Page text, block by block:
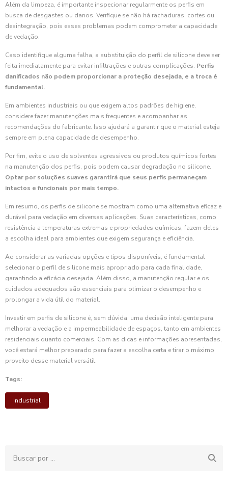
Além da limpeza, é importante inspecionar regularmente os perfis em
busca de desgastes ou danos. Verifique se não há rachaduras, cortes ou
desintegração, pois esses problemas podem comprometer a capacidade
de vedação.
Caso identifique alguma falha, a substituição do perfil de silicone deve ser
feita imediatamente para evitar infiltrações e outras complicações. Perfis
danificados não podem proporcionar a proteção desejada, e a troca é
fundamental.
Em ambientes industriais ou que exigem altos padrões de higiene,
considere fazer manutenções mais frequentes e acompanhar as
recomendações do fabricante. Isso ajudará a garantir que o material esteja
sempre em plena capacidade de desempenho.
Por fim, evite o uso de solventes agressivos ou produtos químicos fortes
na manutenção dos perfis, pois podem causar degradação no silicone.
Optar por soluções suaves garantirá que seus perfis permaneçam
intactos e funcionais por mais tempo.
Em resumo, os perfis de silicone se mostram como uma alternativa eficaz e
durável para vedação em diversas aplicações. Suas características, como
resistência a temperaturas extremas e propriedades químicas, fazem deles
a escolha ideal para ambientes que exigem segurança e eficiência.
Ao considerar as variadas opções e tipos disponíveis, é fundamental
selecionar o perfil de silicone mais apropriado para cada finalidade,
garantindo a eficácia desejada. Além disso, a manutenção regular e os
cuidados adequados são essenciais para otimizar o desempenho e
prolongar a vida útil do material.
Investir em perfis de silicone é, sem dúvida, uma decisão inteligente para
melhorar a vedação e a impermeabilidade de espaços, tanto em ambientes
residenciais quanto comerciais. Com as dicas e informações apresentadas,
você estará melhor preparado para fazer a escolha certa e tirar o máximo
proveito desse material versátil.
Tags:
Industrial